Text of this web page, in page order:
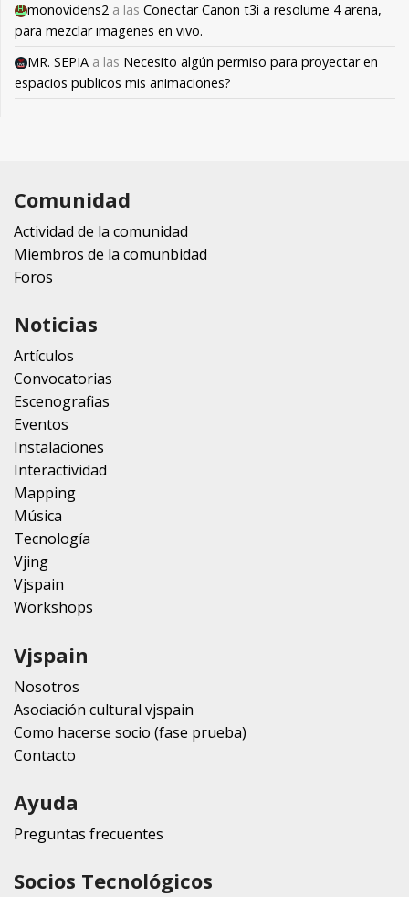
monovidens2 a las Conectar Canon t3i a resolume 4 arena,
para mezclar imagenes en vivo.
MR. SEPIA a las Necesito algún permiso para proyectar en
espacios publicos mis animaciones?
Comunidad
Actividad de la comunidad
Miembros de la comunbidad
Foros
Noticias
Artículos
Convocatorias
Escenografias
Eventos
Instalaciones
Interactividad
Mapping
Música
Tecnología
Vjing
Vjspain
Workshops
Vjspain
Nosotros
Asociación cultural vjspain
Como hacerse socio (fase prueba)
Contacto
Ayuda
Preguntas frecuentes
Socios Tecnológicos